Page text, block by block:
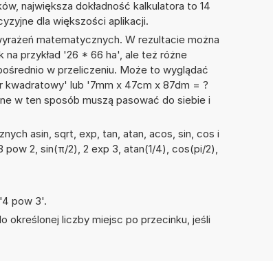
największa dokładność kalkulatora to 14
dla większości aplikacji.
matematycznych. W rezultacie można
przykład '26 * 66 ha', ale też różne
w przeliczeniu. Może to wyglądać
kwadratowy' lub '7mm x 47cm x 87dm = ?
w ten sposób muszą pasować do siebie i
asin, sqrt, exp, tan, atan, acos, sin, cos i
pow 2, sin(π/2), 2 exp 3, atan(1/4), cos(pi/2),
pow 3'.
określonej liczby miejsc po przecinku, jeśli